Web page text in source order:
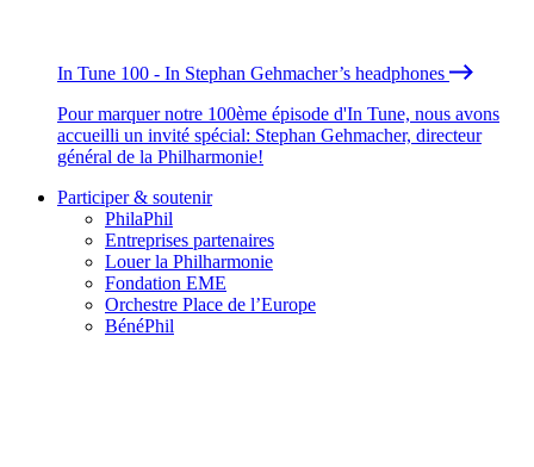
In Tune 100 - In Stephan Gehmacher’s headphones
Pour marquer notre 100ème épisode d'In Tune, nous avons
accueilli un invité spécial: Stephan Gehmacher, directeur
général de la Philharmonie!
Participer & soutenir
PhilaPhil
Entreprises partenaires
Louer la Philharmonie
Fondation EME
Orchestre Place de l’Europe
BénéPhil